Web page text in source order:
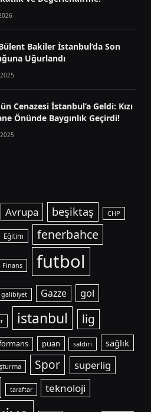
Bakiler İstanbul’da Son
Uğurlandı
Cenazesi İstanbul’a Geldi: Kızı
Önünde Baygınlık Geçirdi!
Avrupa beşiktaş CHP
Eğitim fenerbahce
Finans futbol
galibiyet Gazze gol
istanbul
lig
puan saldiri
sağlık
Spor superlig
taraftar teknoloji